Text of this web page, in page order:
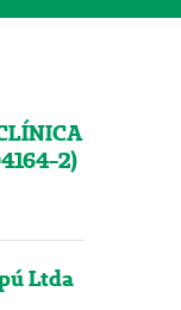
2)
Ltda